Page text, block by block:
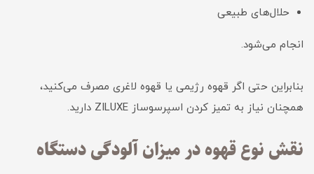
حلال‌های طبیعی
انجام می‌شود.
بنابراین حتی اگر قهوه رژیمی یا قهوه لاغری مصرف می‌کنید،
همچنان نیاز به تمیز کردن اسپرسوساز ZILUXE دارید.
نقش نوع قهوه در میزان آلودگی دستگاه